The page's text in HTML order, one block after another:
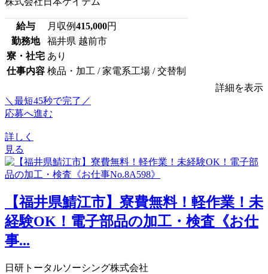
給与 月収例415,000円
勤務地
福井県 越前市
寮・社宅 あり
仕事内容 検品・加工 / 家電系工場 / 交替制
詳細を表示
＼最短45秒で完了／
応募へ進む
詳しく
見る
【福井県鯖江市】寮費無料！軽作業！未
経験OK！電子部品の加工・検査《お仕
事...
日研トータルソーシング株式会社